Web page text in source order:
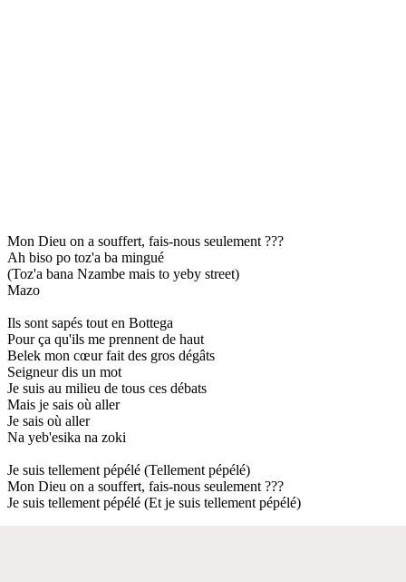
Mon Dieu on a souffert, fais-nous seulement ???
Ah biso po toz'a ba mingué
(Toz'a bana Nzambe mais to yeby street)
Mazo
Ils sont sapés tout en Bottega
Pour ça qu'ils me prennent de haut
Belek mon cœur fait des gros dégâts
Seigneur dis un mot
Je suis au milieu de tous ces débats
Mais je sais où aller
Je sais où aller
Na yeb'esika na zoki
Je suis tellement pépélé (Tellement pépélé)
Mon Dieu on a souffert, fais-nous seulement ???
Je suis tellement pépélé (Et je suis tellement pépélé)